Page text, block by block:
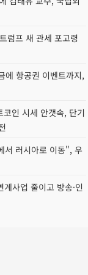
럼프 새 관세 포고령
에 항공권 이벤트까지,
인 시세 안갯속, 단기
서 러시아로 이동", 우
사업 줄이고 방송·인